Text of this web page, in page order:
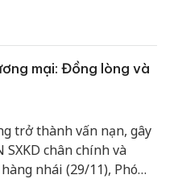
mại: Đồng lòng và
trở thành vấn nạn, gây
chân chính và
nhái (29/11), Phó